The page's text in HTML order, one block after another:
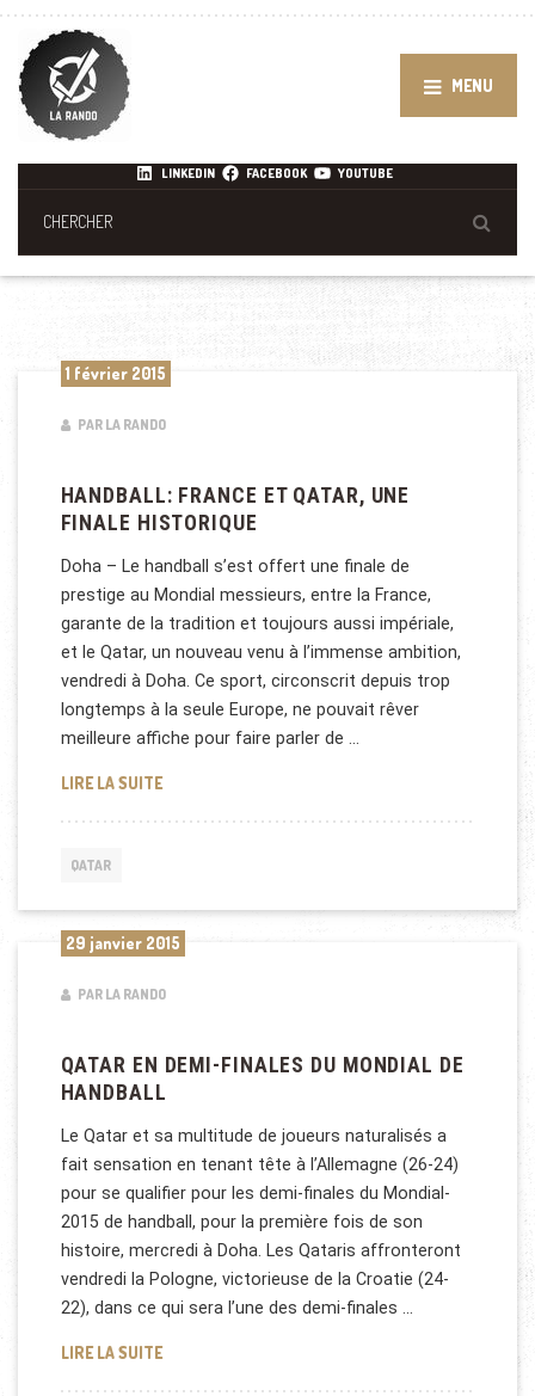
MENU
LINKEDIN FACEBOOK YOUTUBE
1 février 2015
PAR LA RANDO
HANDBALL: FRANCE ET QATAR, UNE
FINALE HISTORIQUE
Doha – Le handball s’est offert une finale de
prestige au Mondial messieurs, entre la France,
garante de la tradition et toujours aussi impériale,
et le Qatar, un nouveau venu à l’immense ambition,
vendredi à Doha. Ce sport, circonscrit depuis trop
longtemps à la seule Europe, ne pouvait rêver
meilleure affiche pour faire parler de …
LIRE LA SUITEHANDBALL: FRANCE ET QATAR, UNE FINALE
QATAR
29 janvier 2015
PAR LA RANDO
QATAR EN DEMI-FINALES DU MONDIAL DE
HANDBALL
Le Qatar et sa multitude de joueurs naturalisés a
fait sensation en tenant tête à l’Allemagne (26-24)
pour se qualifier pour les demi-finales du Mondial-
2015 de handball, pour la première fois de son
histoire, mercredi à Doha. Les Qataris affronteront
vendredi la Pologne, victorieuse de la Croatie (24-
22), dans ce qui sera l’une des demi-finales …
LIRE LA SUITEQATAR EN DEMI-FINALES DU MONDIAL DE